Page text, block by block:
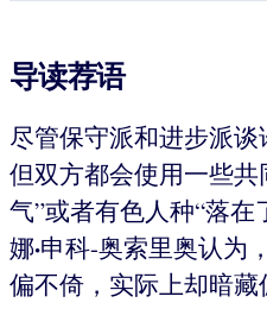
导读荐语
尽管保守派和进步派谈
但双方都会使用一些
气”或者有色人种“落
娜·申科-奥索里奥认为
偏不倚，实际上却暗